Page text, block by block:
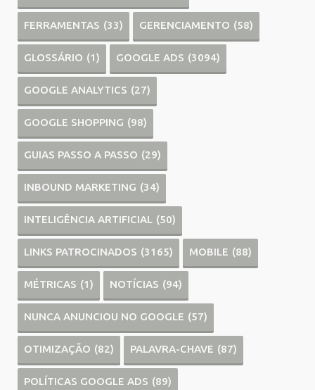
FERRAMENTAS (33) GERENCIAMENTO (58)
GLOSSÁRIO (1) GOOGLE ADS (3094)
GOOGLE ANALYTICS (27)
GOOGLE SHOPPING (98)
GUIAS PASSO A PASSO (29)
INBOUND MARKETING (34)
INTELIGÊNCIA ARTIFICIAL (50)
LINKS PATROCINADOS (3165) MOBILE (88)
MÉTRICAS (1) NOTÍCIAS (94)
NUNCA ANUNCIOU NO GOOGLE (57)
OTIMIZAÇÃO (82) PALAVRA-CHAVE (87)
POLÍTICAS GOOGLE ADS (89)